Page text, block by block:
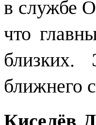
в службе
что
ближнего